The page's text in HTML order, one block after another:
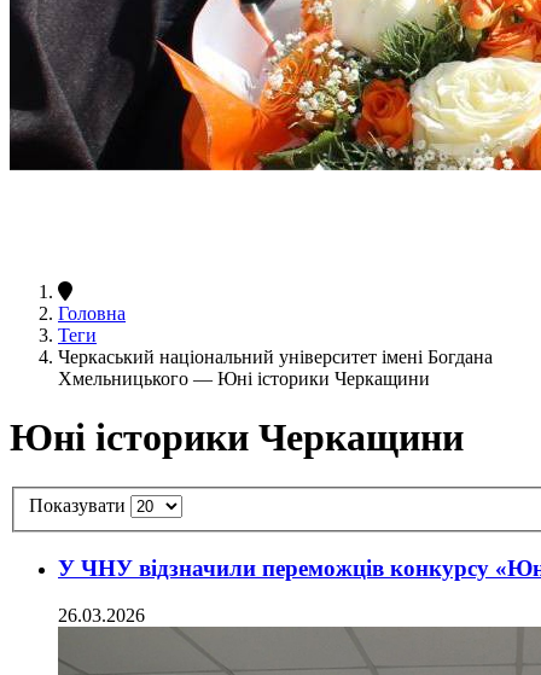
Головна
Теги
Черкаський національний університет імені Богдана
Хмельницького — Юні історики Черкащини
Юні історики Черкащини
Показувати
У ЧНУ відзначили переможців конкурсу
26.03.2026